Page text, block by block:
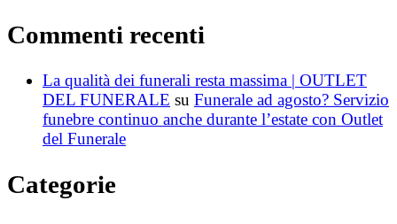
Commenti recenti
La qualità dei funerali resta massima | OUTLET
DEL FUNERALE su Funerale ad agosto? Servizio
funebre continuo anche durante l’estate con Outlet
del Funerale
Categorie